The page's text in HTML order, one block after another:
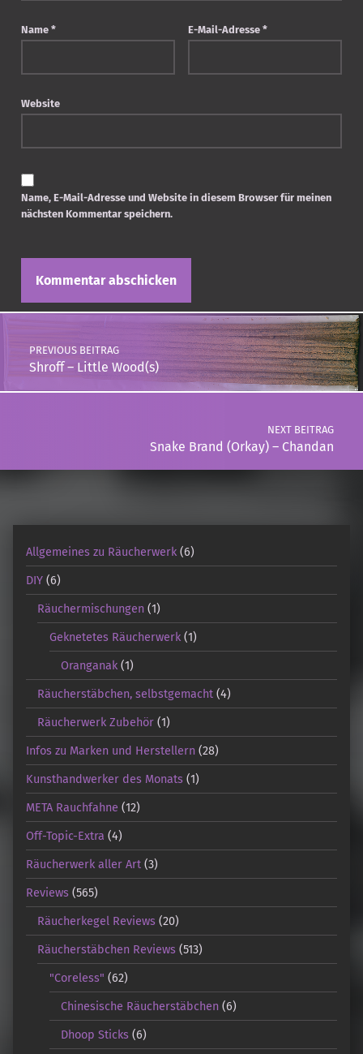
Name * E-Mail-Adresse *
Website
Name, E-Mail-Adresse und Website in diesem Browser für meinen
nächsten Kommentar speichern.
Post navigation
PREVIOUS BEITRAG
Shroff – Little Wood(s)
NEXT BEITRAG
Snake Brand (Orkay) – Chandan
Allgemeines zu Räucherwerk (6)
DIY (6)
Räuchermischungen (1)
Geknetetes Räucherwerk(1)
Oranganak (1)
Räucherstäbchen, selbstgemacht (4)
Räucherwerk Zubehör (1)
Infos zu Marken und Herstellern (28)
Kunsthandwerker des Monats (1)
META Rauchfahne (12)
Off-Topic-Extra (4)
Räucherwerk aller Art (3)
Reviews (565)
Räucherkegel Reviews (20)
Räucherstäbchen Reviews (513)
"Coreless" (62)
Chinesische Räucherstäbchen (6)
Dhoop Sticks (6)